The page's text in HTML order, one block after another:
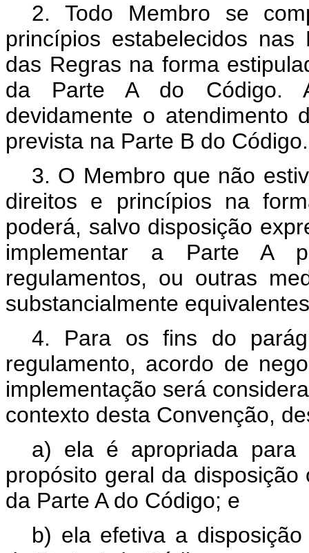
2. Todo Membro se
princípios estabelecidos
das Regras na forma
da Parte A do Código.
devidamente o atendimento
prevista na Parte B do Código.
3. O Membro que não
direitos e princípios na
poderá, salvo disposição
implementar a Parte A
regulamentos, ou outras
substancialmente
4. Para os fins do
regulamento, acordo de
implementação será
contexto desta Convenção,
a) ela é apropriada para
propósito geral da
da Parte A do Código; e
b) ela efetiva a